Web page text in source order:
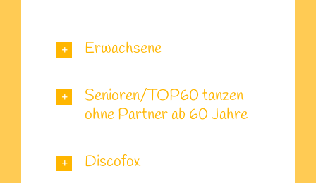
Erwachsene
Senioren/TOP60 tanzen
ohne Partner ab 60 Jahre
Discofox